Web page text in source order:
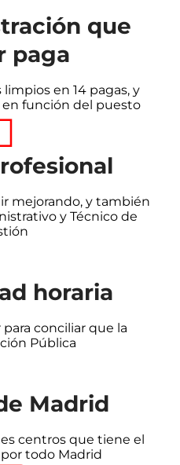
que
paga
en 14 pagas, y
función del puesto
mejorando, y también
y Técnico de
horaria
conciliar que la
Pública
Madrid
centros que tiene el
todo Madrid